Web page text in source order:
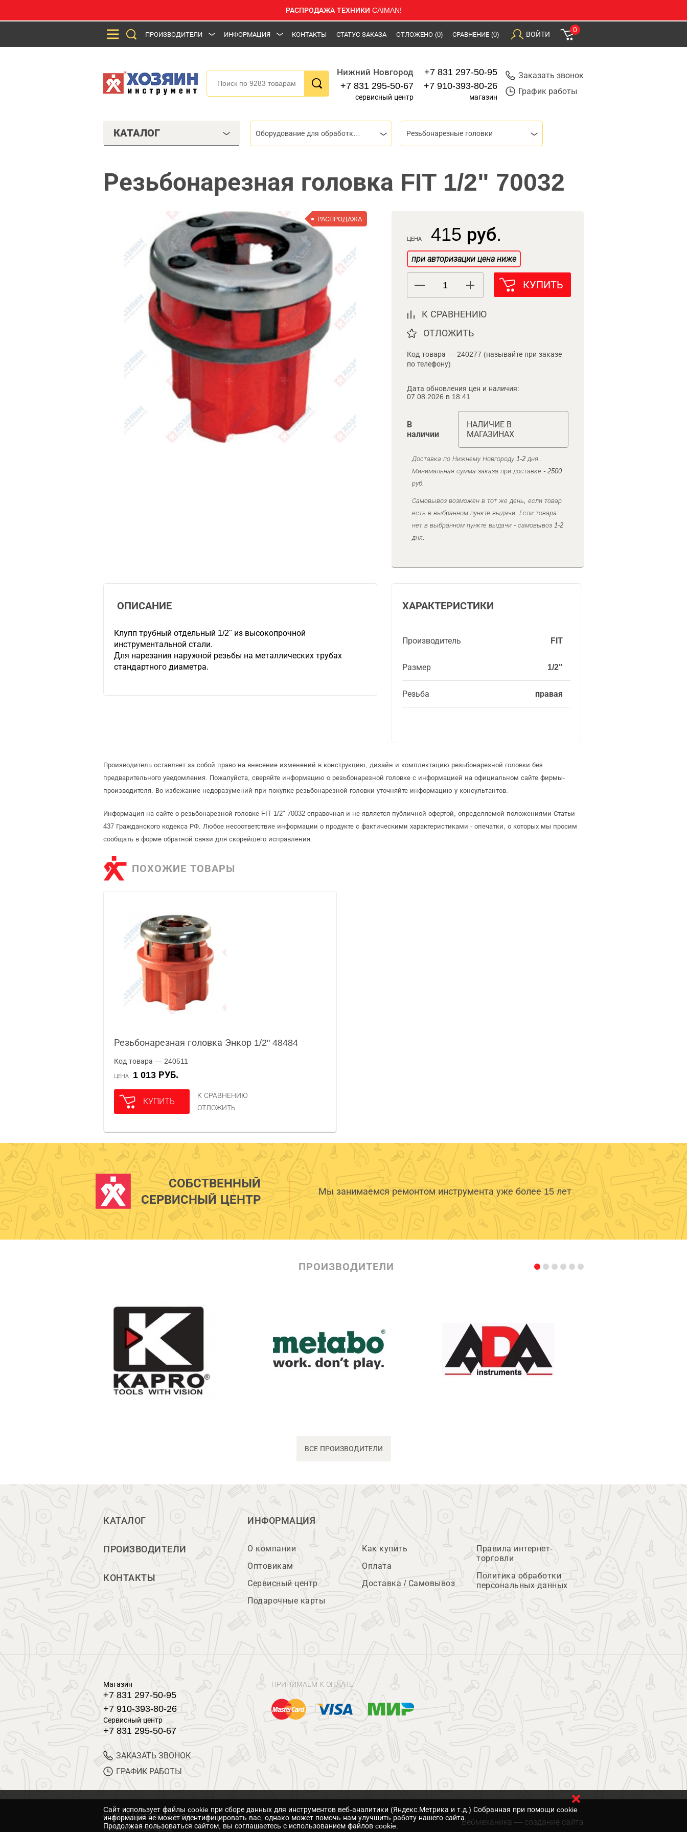
РАСПРОДАЖА ТЕХНИКИ CAIMAN!
ПРОИЗВОДИТЕЛИ ИНФОРМАЦИЯ КОНТАКТЫ СТАТУС ЗАКАЗА ОТЛОЖЕНО (0) СРАВНЕНИЕ (0) ВОЙТИ
0
Нижний Новгород
+7 831 295-50-67
сервисный центр
+7 831 297-50-95
+7 910-393-80-26
магазин
Заказать звонок
График работы
КАТАЛОГ Резьбонарезные головки
Резьбонарезная головка FIT 1/2" 70032
РАСПРОДАЖА
ЦЕНА 415 руб.
при авторизации цена ниже
КУПИТЬ
К СРАВНЕНИЮ
ОТЛОЖИТЬ
Код товара — 240277 (называйте при заказе
по телефону)
Дата обновления цен и наличия:
07.08.2026 в 18:41
В
наличии
НАЛИЧИЕ В
МАГАЗИНАХ
Доставка по Нижнему Новгороду 1-2 дня .
Минимальная сумма заказа при доставке - 2500
руб.
Самовывоз возможен в тот же день, если товар
есть в выбранном пункте выдачи. Если товара
нет в выбранном пункте выдачи - самовывоз 1-2
дня.
ХАРАКТЕРИСТИКИ
Производитель FIT
Размер 1/2"
Резьба правая
ОПИСАНИЕ
Клупп трубный отдельный 1/2" из высокопрочной
инструментальной стали.
Для нарезания наружной резьбы на металлических трубах
стандартного диаметра.
Производитель оставляет за собой право на внесение изменений в конструкцию, дизайн и комплектацию резьбонарезной головки без
предварительного уведомления. Пожалуйста, сверяйте информацию о резьбонарезной головке с информацией на официальном сайте фирмы-
производителя. Во избежание недоразумений при покупке резьбонарезной головки уточняйте информацию у консультантов.
Информация на сайте о резьбонарезной головке FIT 1/2" 70032 справочная и не является публичной офертой, определяемой положениями Статьи
437 Гражданского кодекса РФ. Любое несоответствие информации о продукте с фактическими характеристиками - опечатки, о которых мы просим
сообщать в форме обратной связи для скорейшего исправления.
ПОХОЖИЕ ТОВАРЫ
Резьбонарезная головка Энкор 1/2" 48484
Код товара — 240511
ЦЕНА 1 013 РУБ.
КУПИТЬ
К СРАВНЕНИЮ
ОТЛОЖИТЬ
СОБСТВЕННЫЙ
СЕРВИСНЫЙ ЦЕНТР
Мы занимаемся ремонтом инструмента уже более 15 лет
ПРОИЗВОДИТЕЛИ
ВСЕ ПРОИЗВОДИТЕЛИ
КАТАЛОГ
ПРОИЗВОДИТЕЛИ
КОНТАКТЫ
ИНФОРМАЦИЯ
О компании
Оптовикам
Сервисный центр
Подарочные карты
Как купить
Оплата
Доставка / Самовывоз
Правила интернет-
торговли
Политика обработки
персональных данных
Магазин
+7 831 297-50-95
+7 910-393-80-26
Сервисный центр
+7 831 295-50-67
ЗАКАЗАТЬ ЗВОНОК
ГРАФИК РАБОТЫ
ПРИНИМАЕМ К ОПЛАТЕ
© 2017 Магазин Хозяин
Нижний Новгород
Вебмеханика — создание сайта
Cайт использует файлы cookie при сборе данных для инструментов веб-аналитики (Яндекс.Метрика и т.д.) Собранная при помощи cookie
информация не может идентифицировать вас, однако может помочь нам улучшить работу нашего сайта.
Продолжая пользоваться сайтом, вы соглашаетесь с использованием файлов cookie.